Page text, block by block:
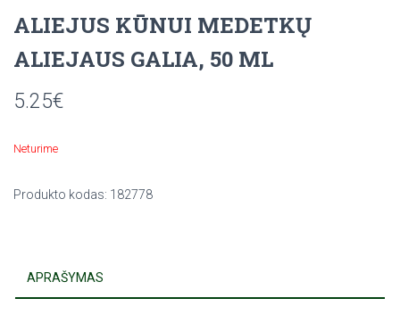
ALIEJUS KŪNUI MEDETKŲ
ALIEJAUS GALIA, 50 ML
5.25€
Neturime
Produkto kodas: 182778
APRAŠYMAS